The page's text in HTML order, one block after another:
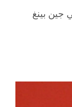
شي جين بينغ